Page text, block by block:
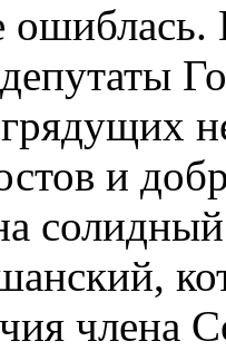
ошиблась.
и
члена